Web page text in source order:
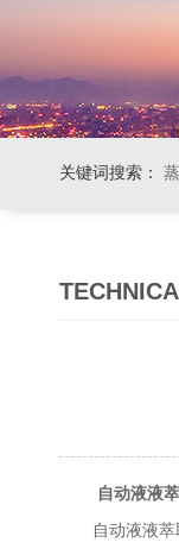
关键词搜索：
自动液液
自动液液萃取